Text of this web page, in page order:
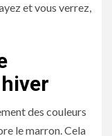
et vous verrez,
des couleurs
le marron. Cela